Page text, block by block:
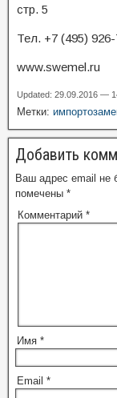
стр. 5
Тел. +7 (495)
www.swemel.ru
Updated: 29.09.2016 —
Метки:
Добавить
Ваш адрес email не
помечены *
Комментарий *
Имя *
Email *